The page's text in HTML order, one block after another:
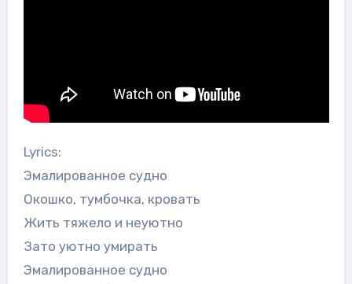
Lyrics:
Эмалированное судно
Окошко, тумбочка, кровать
Жить тяжело и неуютно
Зато уютно умирать
Эмалированное судно